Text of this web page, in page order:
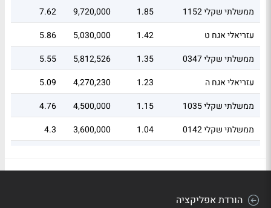
ממשלתי שקלי 1152
1.85
9,720,000
7.62
עזריאלי אגח ט
1.42
5,030,000
5.86
ממשלתי שקלי 0347
1.35
5,812,526
5.55
עזריאלי אגח ה
1.23
4,270,230
5.09
ממשלתי שקלי 1035
1.15
4,500,000
4.76
ממשלתי שקלי 0142
1.04
3,600,000
4.3
ישפרו אגח א
הורדת אפליקציה